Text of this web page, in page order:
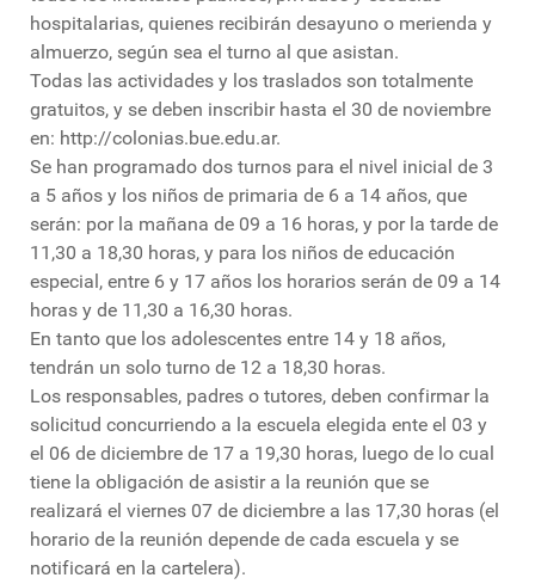
hospitalarias, quienes recibirán desayuno o merienda y
almuerzo, según sea el turno al que asistan.
Todas las actividades y los traslados son totalmente
gratuitos, y se deben inscribir hasta el 30 de noviembre
en: http://colonias.bue.edu.ar.
Se han programado dos turnos para el nivel inicial de 3
a 5 años y los niños de primaria de 6 a 14 años, que
serán: por la mañana de 09 a 16 horas, y por la tarde de
11,30 a 18,30 horas, y para los niños de educación
especial, entre 6 y 17 años los horarios serán de 09 a 14
horas y de 11,30 a 16,30 horas.
En tanto que los adolescentes entre 14 y 18 años,
tendrán un solo turno de 12 a 18,30 horas.
Los responsables, padres o tutores, deben confirmar la
solicitud concurriendo a la escuela elegida ente el 03 y
el 06 de diciembre de 17 a 19,30 horas, luego de lo cual
tiene la obligación de asistir a la reunión que se
realizará el viernes 07 de diciembre a las 17,30 horas (el
horario de la reunión depende de cada escuela y se
notificará en la cartelera).